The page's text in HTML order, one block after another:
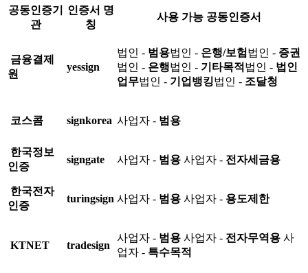
공동인증기
관
인증서 명
칭
사용 가능 공동인증서
금융결제
원
yessign
법인 - 범용법인 - 은행/보험 법인 - 증권
법인 - 은행법인 - 기타목적 법인 - 법인
업무법인 - 기업뱅킹법인 - 조달청
코스콤 signkorea 사업자 - 범용
한국정보
인증
signgate 사업자 - 범용 사업자 - 전자세금용
한국전자
인증
turingsign 사업자 - 범용 사업자 - 용도제한
KTNET tradesign
사업자 - 범용 사업자 - 전자무역용 사
업자 - 특수목적